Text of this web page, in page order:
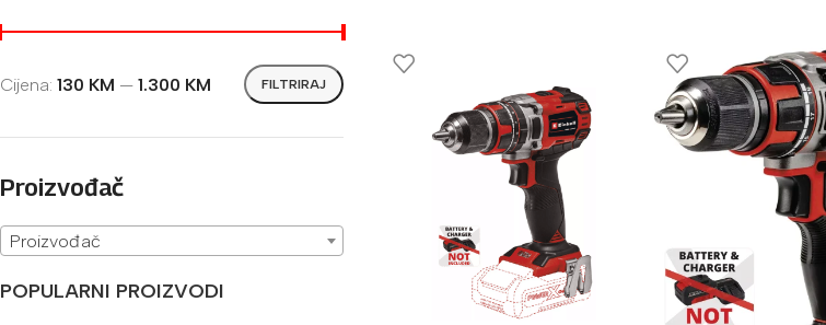
Jacuzzi
FILTRIRAJ
Cijena: 130 KM — 1.300 KM
Proizvođač
Proizvođač
POPULARNI PROIZVODI